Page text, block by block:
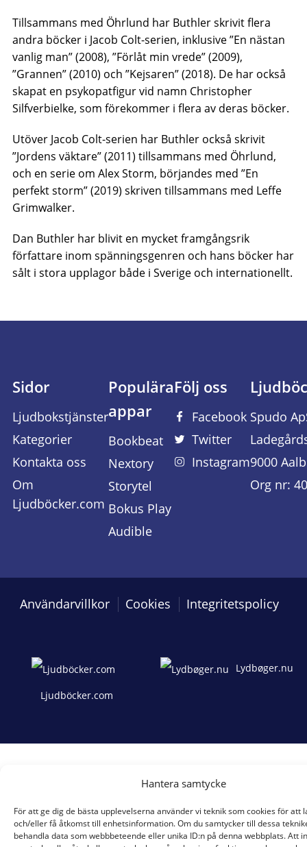
Hantera samtycke
För att ge dig de bästa upplevelserna använder vi teknik som cookies för att
och/eller få åtkomst till enhetsinformation. Om du samtycker till dessa
behandla data som webbbeteende eller unika ID:n på denna webbplats. Att
Tillsammans med Öhrlund har Buthler skrivit flera
andra böcker i Jacob Colt-serien, inklusive ”En nästan
vanlig man” (2008), ”Förlåt min vrede” (2009),
”Grannen” (2010) och ”Kejsaren” (2018). De har också
skapat en psykopatfigur vid namn Christopher
Silfverbielke, som förekommer i flera av deras böcker.
Utöver Jacob Colt-serien har Buthler också skrivit
”Jordens väktare” (2011) tillsammans med Öhrlund,
och en serie om Alex Storm, börjandes med ”En
perfekt storm” (2019) skriven tillsammans med Leffe
Grimwalker.
Dan Buthler har blivit en mycket framgångsrik
författare inom spänningsgenren och hans böcker har
sålt i stora upplagor både i Sverige och internationellt.
Sidor
Ljudbokstjänster
Kategorier
Kontakta oss
Om
Ljudböcker.com
Populära
appar
Bookbeat
Nextory
Storytel
Bokus Play
Audible
Följ oss
Facebook
Twitter
Instagram
Spudo
9000
Org nr:
Användarvillkor Cookies Integritetspolicy
Ljudböcker.com
Lydbøger.nu